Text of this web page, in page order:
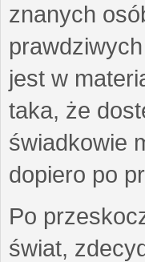
znanych
jest w
taka, że
świadkowie
dopiero po
Po
świat,